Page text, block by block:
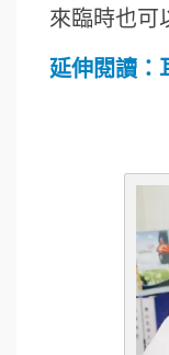
來臨時也可
延伸閱讀：